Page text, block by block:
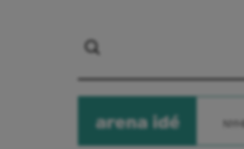
arenaide